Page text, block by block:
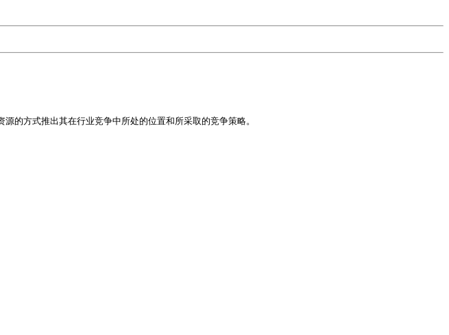
的方式推出其在行业竞争中所处的位置和所采取的竞争策略。